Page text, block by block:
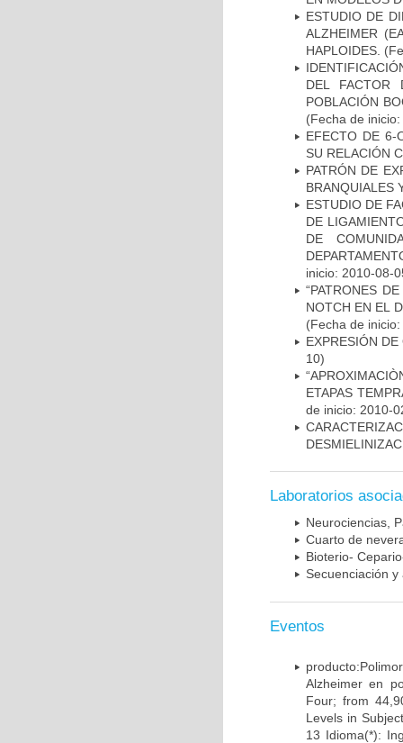
ESTUDIO DE
ALZHEIMER
HAPLOIDES.
DEL FACTOR
POBLACIÓN
(Fecha de
EFECTO DE 6-
SU RELACIÓN
PATRÓN DE
BRANQUIALES
ESTUDIO DE
DE
DE
inicio: 2010-08-
“PATRONES
NOTCH EN EL
(Fecha de
EXPRESIÓN
10)
ETAPAS
de inicio: 2010-
Laboratorios
Neurociencias,
Cuarto de
Bioterio-
Secuenciación
Eventos
Alzheimer en
Four; from
Levels in
13 Idioma(*):